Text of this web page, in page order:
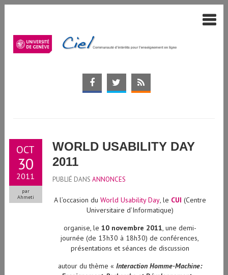
OCT
30
2011
par
Ahmeti
WORLD USABILITY DAY
2011
PUBLIÉ DANS ANNONCES
A l’occasion du World Usability Day, le CUI (Centre
Universitaire d’Informatique)
organise, le 10 novembre 2011, une demi-
journée (de 13h30 à 18h30) de conférences,
présentations et séances de discussion
autour du thème « Interaction Homme-Machine: